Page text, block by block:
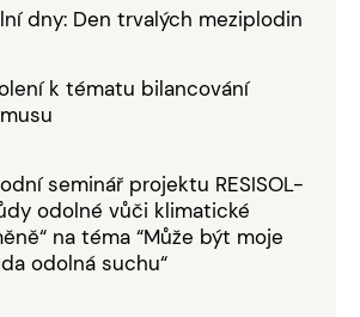
dny: Den trvalých meziplodin
k tématu bilancování
seminář projektu RESISOL-
odolné vůči klimatické
na téma “Může být moje
odolná suchu“